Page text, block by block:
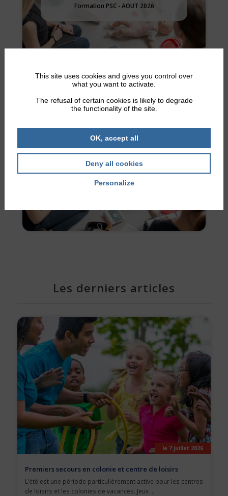
Formation PSC - AOUT 2026
12 sept. 2026
Formation PSC - SEPTEMBRE 2026
Les derniers articles
le 7 juillet 2026
Premiers secours en colonie et centre de loisirs
L’été est une période particulièrement active pour les centres
de loisirs et les colonies de vacances. Jeux ...
This site uses cookies and gives you control over
what you want to activate.
The refusal of certain cookies is likely to degrade
the functionality of the site.
OK, accept all
Deny all cookies
Personalize